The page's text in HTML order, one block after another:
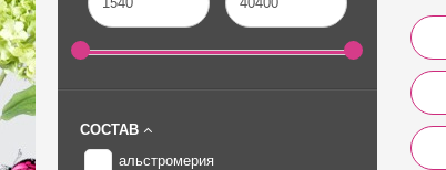
СОСТАВ
альстромерия